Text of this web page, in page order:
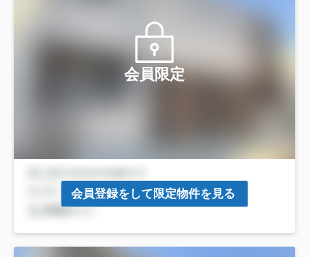
会員限定
会員登録をして限定物件を見る